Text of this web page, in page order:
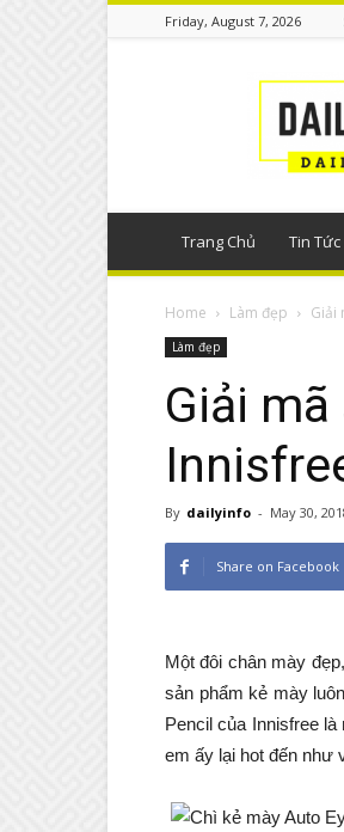
Friday, August 7, 2026
thông
Trang Chủ Tin Tức
Home Làm đẹp Giải
Làm đẹp
Giải
By dailyinfo - May 30,
Share on Facebook
Một đôi chân mày
sản phẩm kẻ mày
Pencil của Innisfree
em ấy lại hot đến như